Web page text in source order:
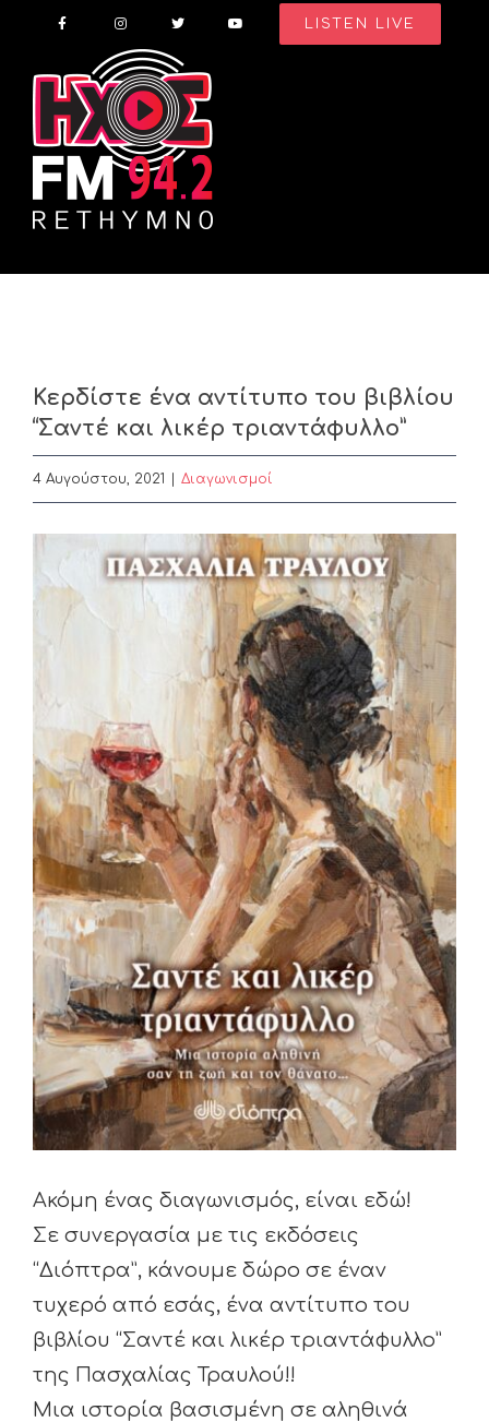
content
LISTEN LIVE
Κερδίστε ένα αντίτυπο του βιβλίου
“Σαντέ και λικέρ τριαντάφυλλο”
4 Αυγούστου, 2021 Διαγωνισμοί
View
Larger
Image
Ακόμη ένας διαγωνισμός, είναι εδώ!
Σε συνεργασία με τις εκδόσεις
“Διόπτρα”, κάνουμε δώρο σε έναν
τυχερό από εσάς, ένα αντίτυπο του
βιβλίου “Σαντέ και λικέρ τριαντάφυλλο”
της Πασχαλίας Τραυλού!!
Μια ιστορία βασισμένη σε αληθινά